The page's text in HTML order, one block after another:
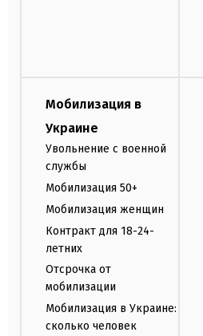
Мобилизация в
Украине
Увольнение с военной
службы
Мобилизация 50+
Мобилизация женщин
Контракт для 18-24-
летних
Отсрочка от
мобилизации
Мобилизация в Украине:
сколько человек